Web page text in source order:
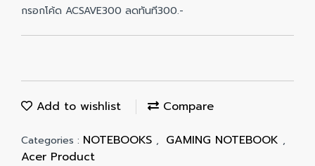
กรอกโค้ด ACSAVE300 ลดทันที300.-
Add to wishlist Compare
Categories : NOTEBOOKS , GAMING NOTEBOOK ,
Acer Product